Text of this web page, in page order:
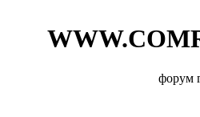
форум